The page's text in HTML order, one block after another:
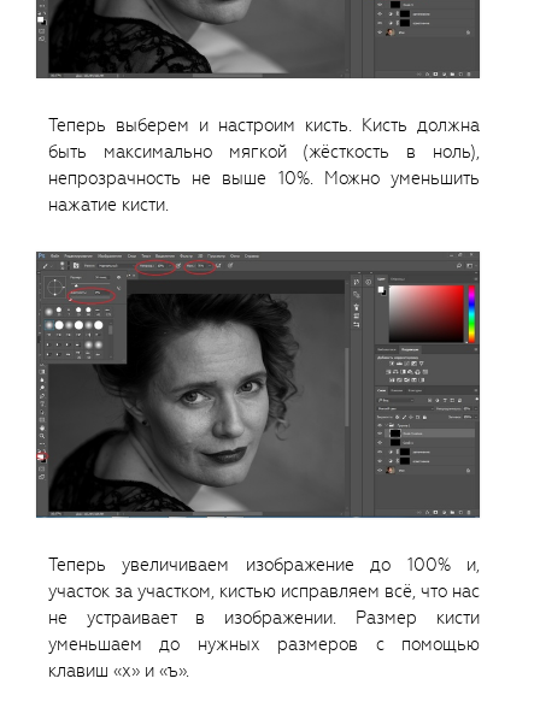
Теперь выберем и настроим кисть. Кисть должна
быть максимально мягкой (жёсткость в ноль),
непрозрачность не выше 10%. Можно уменьшить
нажатие кисти.
Теперь увеличиваем изображение до 100% и,
участок за участком, кистью исправляем всё, что нас
не устраивает в изображении. Размер кисти
уменьшаем до нужных размеров с помощью
клавиш «х» и «ъ».